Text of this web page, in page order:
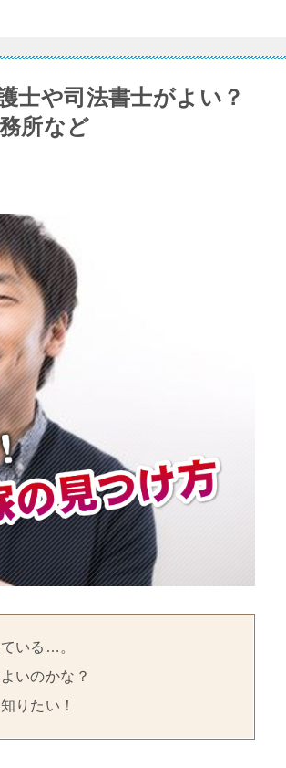
士や司法書士がよい？
所など
いる…。
いのかな？
りたい！